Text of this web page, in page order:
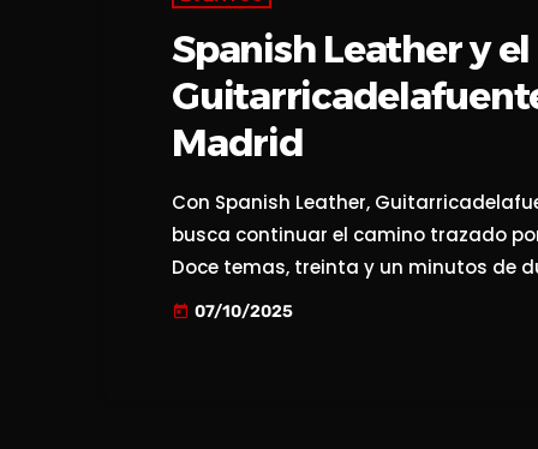
Spanish Leather y
Madrid
Con Spanish Leather,
busca continuar el camino trazado
Doce temas, treinta y un minutos de
tradición se entrelaza con el pulso del
today 07/10/2025